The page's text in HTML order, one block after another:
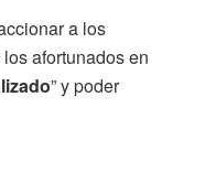
a los
afortunados en
” y poder